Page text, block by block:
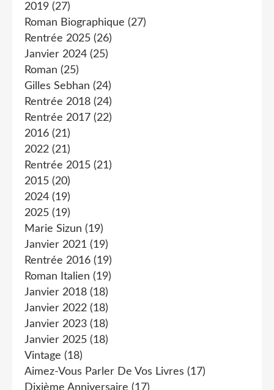
2019 (27)
Roman Biographique (27)
Rentrée 2025 (26)
Janvier 2024 (25)
Roman (25)
Gilles Sebhan (24)
Rentrée 2018 (24)
Rentrée 2017 (22)
2016 (21)
2022 (21)
Rentrée 2015 (21)
2015 (20)
2024 (19)
2025 (19)
Marie Sizun (19)
Janvier 2021 (19)
Rentrée 2016 (19)
Roman Italien (19)
Janvier 2018 (18)
Janvier 2022 (18)
Janvier 2023 (18)
Janvier 2025 (18)
Vintage (18)
Aimez-Vous Parler De Vos Livres (17)
Dixième Anniversaire (17)